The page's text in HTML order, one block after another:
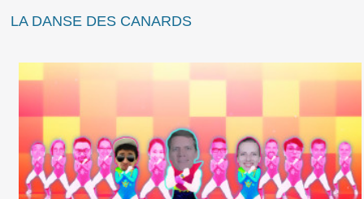
LA DANSE DES CANARDS